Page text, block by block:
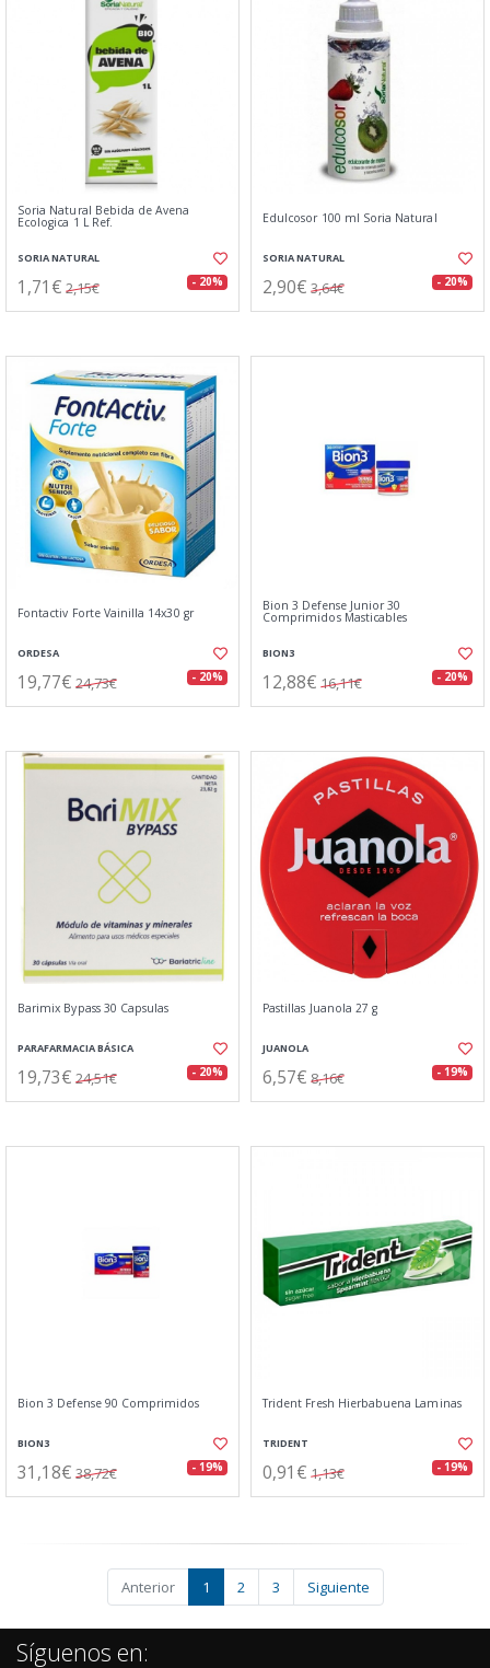
Soria Natural Bebida de Avena
Ecologica 1 L Ref.
SORIA NATURAL
1,71€ 2,15€ - 20%
Edulcosor 100 ml Soria Natural
SORIA NATURAL
2,90€ 3,64€ - 20%
Fontactiv Forte Vainilla 14x30 gr
ORDESA
19,77€ 24,73€ - 20%
Bion 3 Defense Junior 30
Comprimidos Masticables
BION3
12,88€ 16,11€ - 20%
Barimix Bypass 30 Capsulas
PARAFARMACIA BÁSICA
19,73€ 24,51€ - 20%
Pastillas Juanola 27 g
JUANOLA
6,57€ 8,16€ - 19%
Bion 3 Defense 90 Comprimidos
BION3
31,18€ 38,72€ - 19%
Trident Fresh Hierbabuena Laminas
TRIDENT
0,91€ 1,13€ - 19%
Anterior 1 2 3 Siguiente
Síguenos en: